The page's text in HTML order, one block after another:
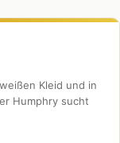
Kleid und in
Humphry sucht